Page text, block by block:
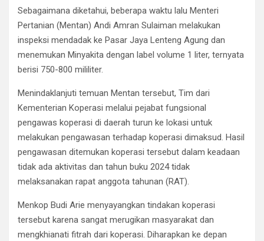
Sebagaimana diketahui, beberapa waktu lalu Menteri
Pertanian (Mentan) Andi Amran Sulaiman melakukan
inspeksi mendadak ke Pasar Jaya Lenteng Agung dan
menemukan Minyakita dengan label volume 1 liter, ternyata
berisi 750-800 mililiter.
Menindaklanjuti temuan Mentan tersebut, Tim dari
Kementerian Koperasi melalui pejabat fungsional
pengawas koperasi di daerah turun ke lokasi untuk
melakukan pengawasan terhadap koperasi dimaksud. Hasil
pengawasan ditemukan koperasi tersebut dalam keadaan
tidak ada aktivitas dan tahun buku 2024 tidak
melaksanakan rapat anggota tahunan (RAT).
Menkop Budi Arie menyayangkan tindakan koperasi
tersebut karena sangat merugikan masyarakat dan
mengkhianati fitrah dari koperasi. Diharapkan ke depan